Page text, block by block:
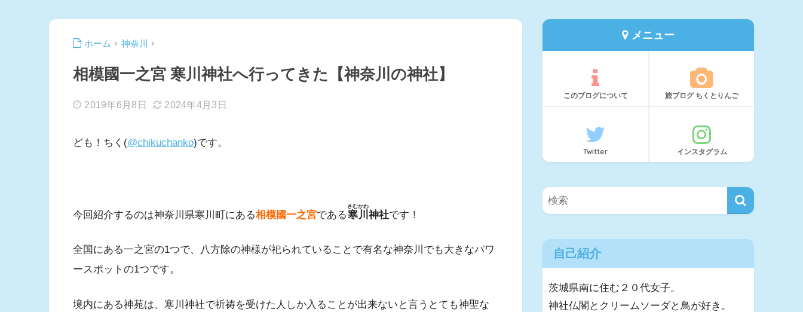
ホーム 神奈川
相模國一之宮 寒川神社へ行ってきた【神奈川の神社】
2019年6月8日 2024年4月3日
ども！ちく(@chikuchanko)です。
今回紹介するのは神奈川県寒川町にある相模國一之宮である寒川
さむかわ
神社です！
全国にある一之宮の1つで、八方除の神様が祀られていることで有名な神奈川でも大きなパワ
ースポットの1つです。
境内にある神苑は、寒川神社で祈祷を受けた人しか入ることが出来ないと言うとても神聖な
メニュー
このブログについて 旅ブログ ちくとりんご
Twitter インスタグラム
自己紹介
茨城県南に住む２０代女子。
神社仏閣とクリームソーダと鳥が好き。